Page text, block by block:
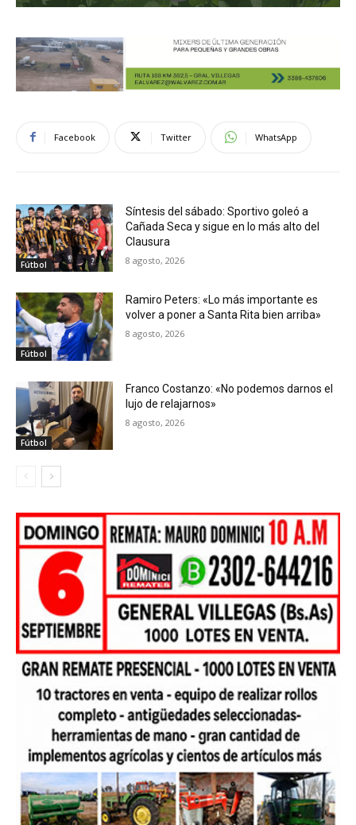
Facebook Twitter WhatsApp
Fútbol
Síntesis del sábado: Sportivo goleó a
Cañada Seca y sigue en lo más alto del
Clausura
8 agosto, 2026
Fútbol
Ramiro Peters: «Lo más importante es
volver a poner a Santa Rita bien arriba»
8 agosto, 2026
Fútbol
Franco Costanzo: «No podemos darnos el
lujo de relajarnos»
8 agosto, 2026